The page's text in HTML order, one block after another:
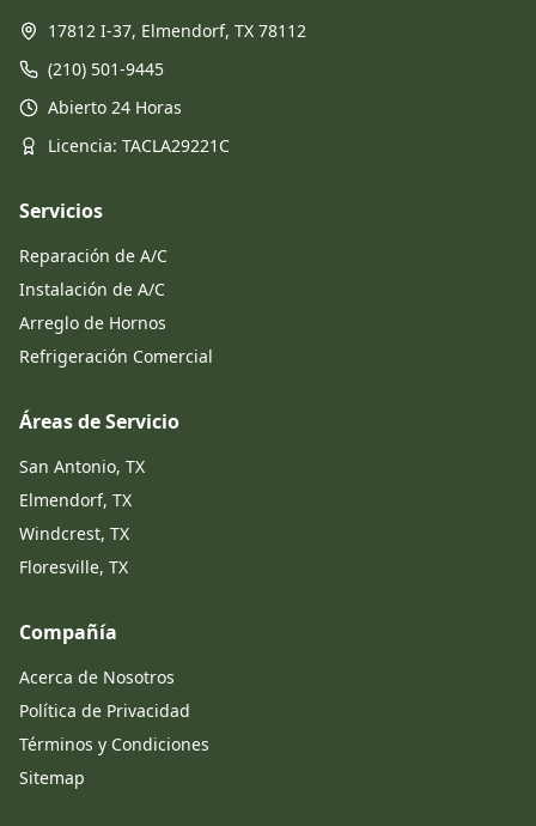
17812 I-37, Elmendorf, TX 78112
(210) 501-9445
Abierto 24 Horas
Licencia: TACLA29221C
Servicios
Reparación de A/C
Instalación de A/C
Arreglo de Hornos
Refrigeración Comercial
Áreas de Servicio
San Antonio, TX
Elmendorf, TX
Windcrest, TX
Floresville, TX
Compañía
Acerca de Nosotros
Política de Privacidad
Términos y Condiciones
Sitemap